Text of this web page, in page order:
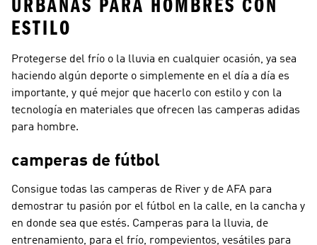
URBANAS PARA HOMBRES CON
ESTILO
Protegerse del frío o la lluvia en cualquier ocasión, ya sea
haciendo algún deporte o simplemente en el día a día es
importante, y qué mejor que hacerlo con estilo y con la
tecnología en materiales que ofrecen las camperas adidas
para hombre.
camperas de fútbol
Consigue todas las camperas de River y de AFA para
demostrar tu pasión por el fútbol en la calle, en la cancha y
en donde sea que estés. Camperas para la lluvia, de
entrenamiento, para el frío, rompevientos, vesátiles para